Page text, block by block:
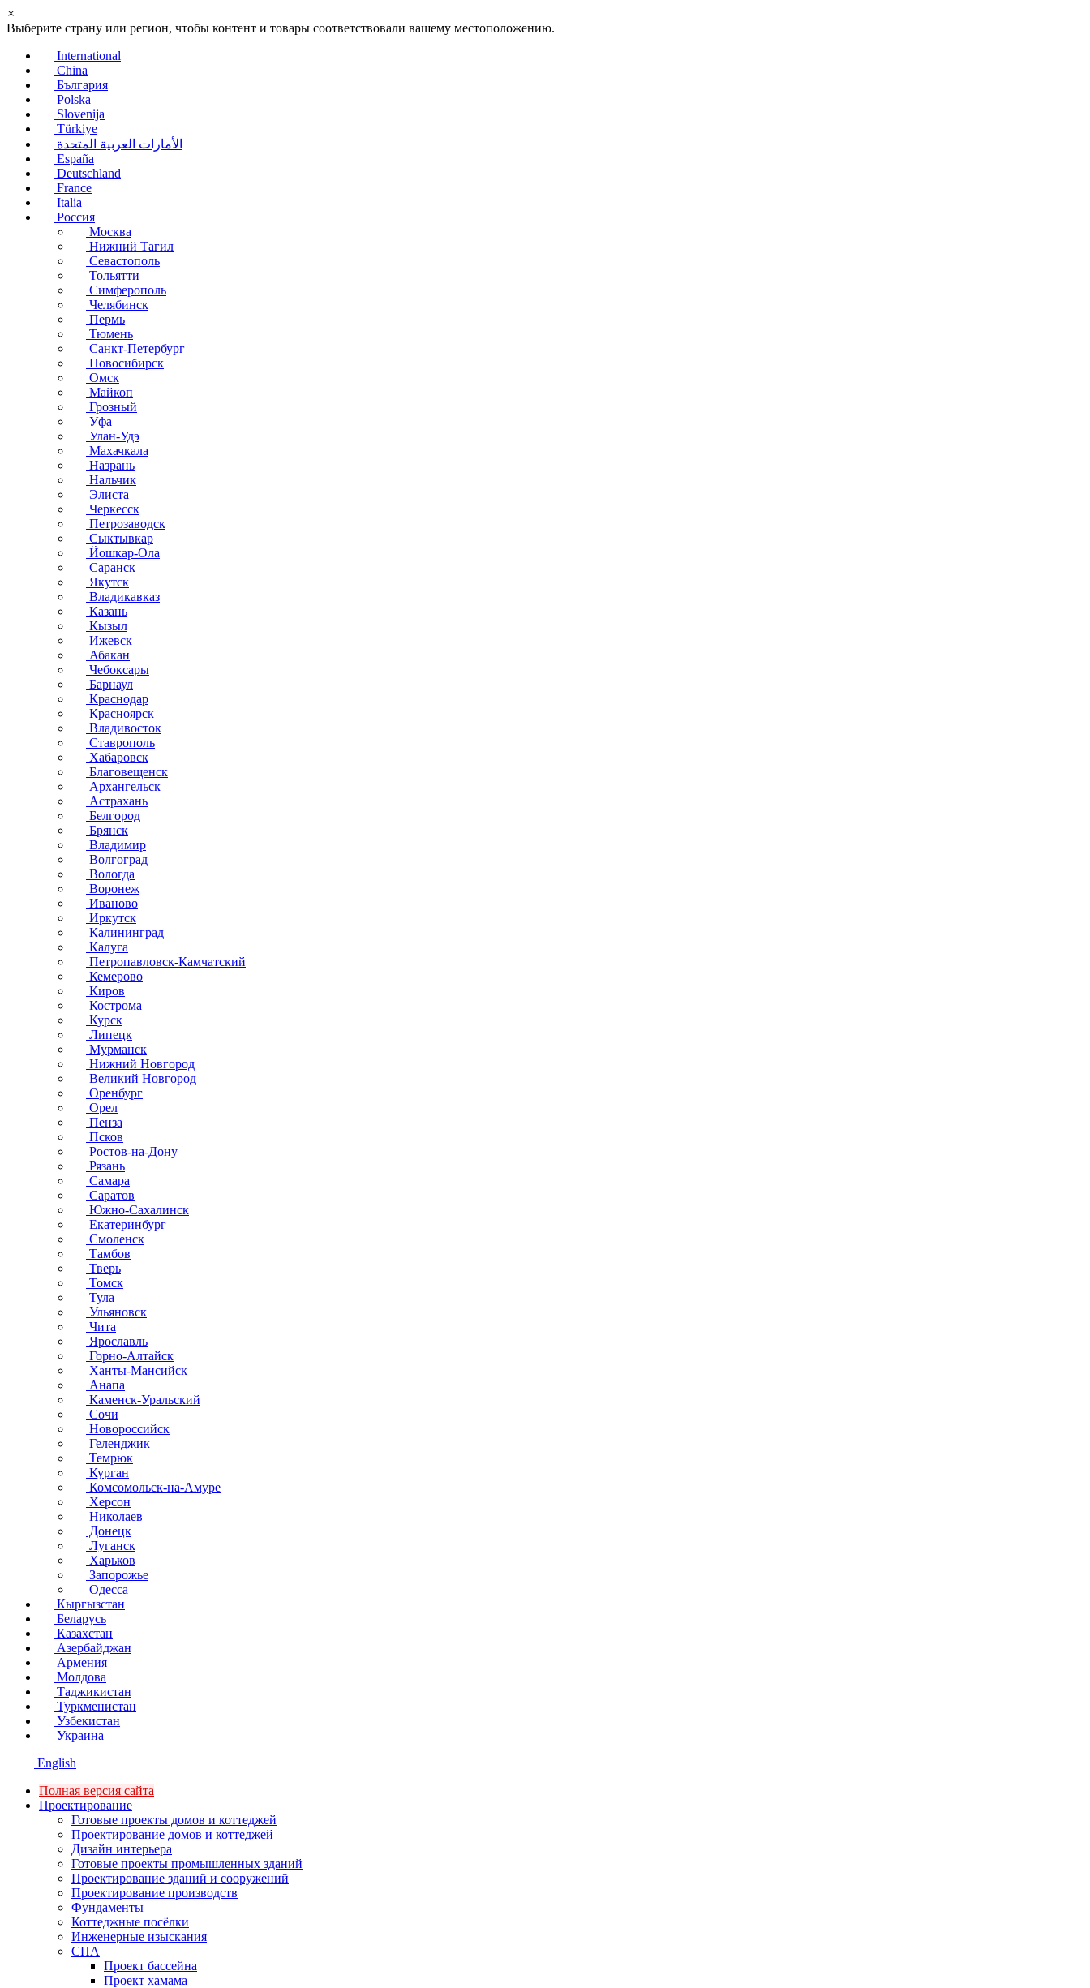
×
Выберите страну или регион, чтобы контент и товары соответствовали вашему местоположению.
International
China
България
Polska
Slovenija
Türkiye
الأمارات العربية المتحدة
España
Deutschland
France
Italia
Россия
Москва
Нижний Тагил
Севастополь
Тольятти
Симферополь
Челябинск
Пермь
Тюмень
Санкт-Петербург
Новосибирск
Омск
Майкоп
Грозный
Уфа
Улан-Удэ
Махачкала
Назрань
Нальчик
Элиста
Черкесск
Петрозаводск
Сыктывкар
Йошкар-Ола
Саранск
Якутск
Владикавказ
Казань
Кызыл
Ижевск
Абакан
Чебоксары
Барнаул
Краснодар
Красноярск
Владивосток
Ставрополь
Хабаровск
Благовещенск
Архангельск
Астрахань
Белгород
Брянск
Владимир
Волгоград
Вологда
Воронеж
Иваново
Иркутск
Калининград
Калуга
Петропавловск-Камчатский
Кемерово
Киров
Кострома
Курск
Липецк
Мурманск
Нижний Новгород
Великий Новгород
Оренбург
Орел
Пенза
Псков
Ростов-на-Дону
Рязань
Самара
Саратов
Южно-Сахалинск
Екатеринбург
Смоленск
Тамбов
Тверь
Томск
Тула
Ульяновск
Чита
Ярославль
Горно-Алтайск
Ханты-Мансийск
Анапа
Каменск-Уральский
Сочи
Новороссийск
Геленджик
Темрюк
Курган
Комсомольск-на-Амуре
Херсон
Николаев
Донецк
Луганск
Харьков
Запорожье
Одесса
Кыргызстан
Беларусь
Казахстан
Азербайджан
Армения
Молдова
Таджикистан
Туркменистан
Узбекистан
Украина
English
Полная версия сайта
Проектирование
Готовые проекты домов и коттеджей
Проектирование домов и коттеджей
Дизайн интерьера
Готовые проекты промышленных зданий
Проектирование зданий и сооружений
Проектирование производств
Фундаменты
Коттеджные посёлки
Инженерные изыскания
СПА
Проект бассейна
Проект хамама